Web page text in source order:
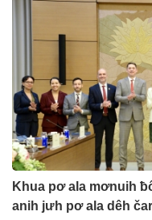
Khua pơ ala mơnuih
anih jưh pơ ala dêh